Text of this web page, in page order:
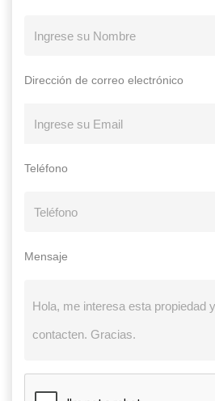
Dirección de correo electrónico
Teléfono
Mensaje